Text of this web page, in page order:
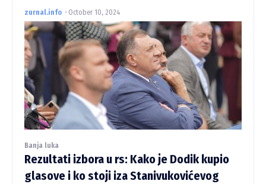
zurnal.info - October 10, 2024
Banja luka
Rezultati izbora u rs: Kako je Dodik kupio
glasove i ko stoji iza Stanivukovićevog